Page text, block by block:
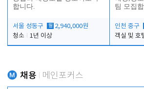
합니다.
서울 성동구 월 2,940,000원
청소
1년 이상
팀 모집
인천 중구
객실 및 호
채용 메인포커스